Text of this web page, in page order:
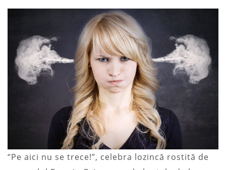
“Pe aici nu se trece!”, celebra lozincă rostită de